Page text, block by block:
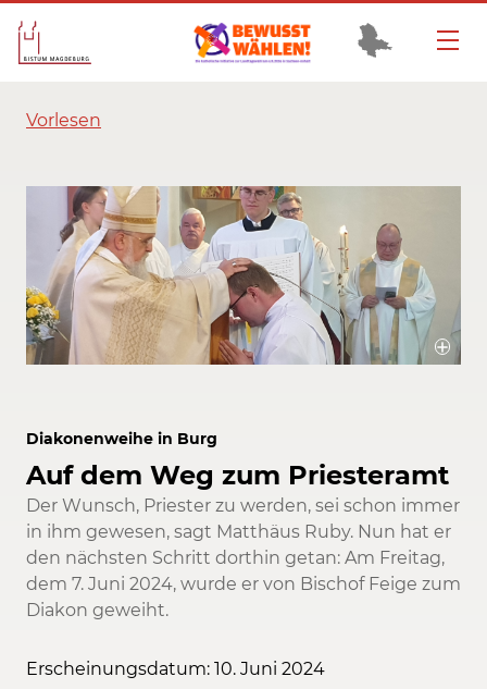
Vorlesen
Diakonenweihe in Burg
Auf dem Weg zum Priesteramt
Der Wunsch, Priester zu werden, sei schon immer
in ihm gewesen, sagt Matthäus Ruby. Nun hat er
den nächsten Schritt dorthin getan: Am Freitag,
dem 7. Juni 2024, wurde er von Bischof Feige zum
Diakon geweiht.
Erscheinungsdatum: 10. Juni 2024